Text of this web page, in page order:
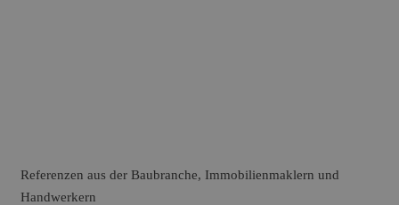
Referenzen aus der Baubranche, Immobilienmaklern und
Handwerkern